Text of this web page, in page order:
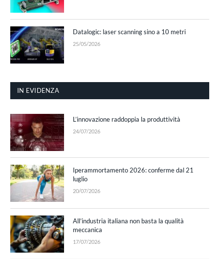
Datalogic: laser scanning sino a 10 metri
25/05/2026
IN EVIDENZA
L’innovazione raddoppia la produttività
24/07/2026
Iperammortamento 2026: conferme dal 21
luglio
20/07/2026
All’industria italiana non basta la qualità
meccanica
17/07/2026